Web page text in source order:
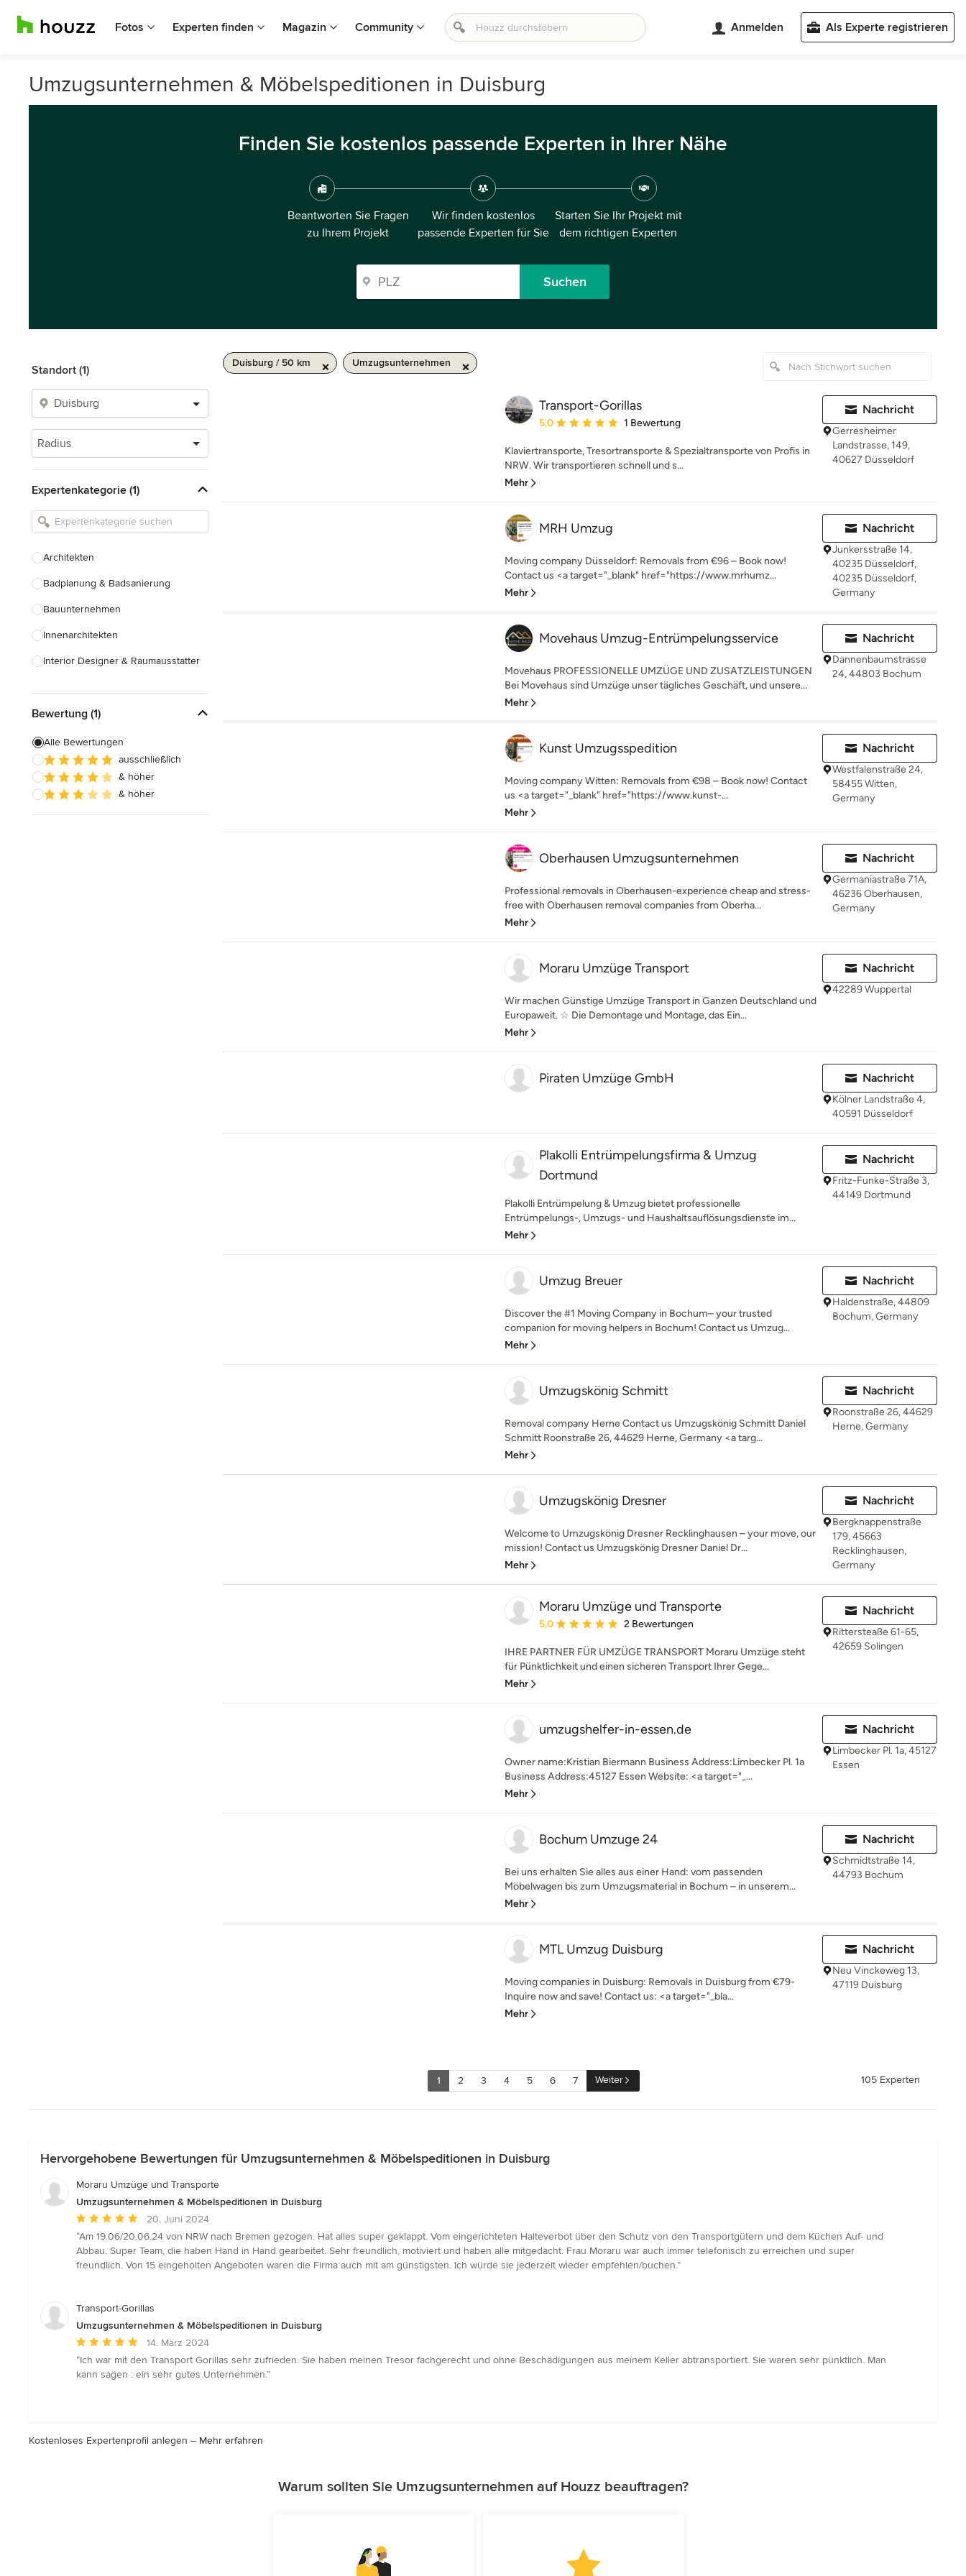
Fotos Experten finden Magazin Community Anmelden Als Experte registrieren
Umzugsunternehmen & Möbelspeditionen in Duisburg
Finden Sie kostenlos passende Experten in Ihrer Nähe
Beantworten Sie Fragen
zu Ihrem Projekt
Wir finden kostenlos
passende Experten für Sie
Starten Sie Ihr Projekt mit
dem richtigen Experten
Suchen
Standort (1)
Radius
Expertenkategorie (1)
Architekten
Badplanung & Badsanierung
Bauunternehmen
Innenarchitekten
Interior Designer & Raumausstatter
Landschaftsarchitekten
Armaturen & Sanitärbedarf
Beleuchtung
Einbauschränke
Bewertung (1)
Alle Bewertungen
ausschließlich
& höher
& höher
Duisburg / 50 km Umzugsunternehmen
Transport-Gorillas
Durchschnittliche Bewertung: 5 von 5 Sternen
5,0 1 Bewertung
Klaviertransporte, Tresortransporte & Spezialtransporte von Profis in
NRW. Wir transportieren schnell und s...
Mehr
Nachricht
Gerresheimer
Landstrasse, 149,
40627 Düsseldorf
MRH Umzug
Moving company Düsseldorf: Removals from €96 – Book now!
Contact us <a target="_blank" href="https://www.mrhumz...
Mehr
Nachricht
Junkersstraße 14,
40235 Düsseldorf,
40235 Düsseldorf,
Germany
Movehaus Umzug-Entrümpelungsservice
Movehaus PROFESSIONELLE UMZÜGE UND ZUSATZLEISTUNGEN
Bei Movehaus sind Umzüge unser tägliches Geschäft, und unsere...
Mehr
Nachricht
Dannenbaumstrasse
24, 44803 Bochum
Kunst Umzugsspedition
Moving company Witten: Removals from €98 – Book now! Contact
us <a target="_blank" href="https://www.kunst-...
Mehr
Nachricht
Westfalenstraße 24,
58455 Witten,
Germany
Oberhausen Umzugsunternehmen
Professional removals in Oberhausen-experience cheap and stress-
free with Oberhausen removal companies from Oberha...
Mehr
Nachricht
Germaniastraße 71A,
46236 Oberhausen,
Germany
Moraru Umzüge Transport
Wir machen Günstige Umzüge Transport in Ganzen Deutschland und
Europaweit. ☆ Die Demontage und Montage, das Ein...
Mehr
Nachricht
42289 Wuppertal
Piraten Umzüge GmbH Nachricht
Kölner Landstraße 4,
40591 Düsseldorf
Plakolli Entrümpelungsfirma & Umzug
Dortmund
Plakolli Entrümpelung & Umzug bietet professionelle
Entrümpelungs-, Umzugs- und Haushaltsauflösungsdienste im...
Mehr
Nachricht
Fritz-Funke-Straße 3,
44149 Dortmund
Umzug Breuer
Discover the #1 Moving Company in Bochum– your trusted
companion for moving helpers in Bochum! Contact us Umzug...
Mehr
Nachricht
Haldenstraße, 44809
Bochum, Germany
Umzugskönig Schmitt
Removal company Herne Contact us Umzugskönig Schmitt Daniel
Schmitt Roonstraße 26, 44629 Herne, Germany <a targ...
Mehr
Nachricht
Roonstraße 26, 44629
Herne, Germany
Umzugskönig Dresner
Welcome to Umzugskönig Dresner Recklinghausen – your move, our
mission! Contact us Umzugskönig Dresner Daniel Dr...
Mehr
Nachricht
Bergknappenstraße
179, 45663
Recklinghausen,
Germany
Moraru Umzüge und Transporte
Durchschnittliche Bewertung: 5 von 5 Sternen
5,0 2 Bewertungen
IHRE PARTNER FÜR UMZÜGE TRANSPORT Moraru Umzüge steht
für Pünktlichkeit und einen sicheren Transport Ihrer Gege...
Mehr
Nachricht
Rittersteaße 61-65,
42659 Solingen
umzugshelfer-in-essen.de
Owner name:Kristian Biermann Business Address:Limbecker Pl. 1a
Business Address:45127 Essen Website: <a target="_...
Mehr
Nachricht
Limbecker Pl. 1a, 45127
Essen
Bochum Umzuge 24
Bei uns erhalten Sie alles aus einer Hand: vom passenden
Möbelwagen bis zum Umzugsmaterial in Bochum – in unserem...
Mehr
Nachricht
Schmidtstraße 14,
44793 Bochum
MTL Umzug Duisburg
Moving companies in Duisburg: Removals in Duisburg from €79-
Inquire now and save! Contact us: <a target="_bla...
Mehr
Nachricht
Neu Vinckeweg 13,
47119 Duisburg
1 2 3 4 5 6 7 Weiter 105 Experten
Hervorgehobene Bewertungen für Umzugsunternehmen & Möbelspeditionen in Duisburg
Moraru Umzüge und Transporte
Umzugsunternehmen & Möbelspeditionen in Duisburg
Durchschnittliche
Bewertung:
5
von
20. Juni 2024
“Am 19.06/20.06.24 von NRW nach Bremen gezogen. Hat alles super geklappt. Vom eingerichteten Halteverbot über den Schutz von den Transportgütern und dem Küchen Auf- und
Abbau. Super Team, die haben Hand in Hand gearbeitet. Sehr freundlich, motiviert und haben alle mitgedacht. Frau Moraru war auch immer telefonisch zu erreichen und super
freundlich. Von 15 eingeholten Angeboten waren die Firma auch mit am günstigsten. Ich würde sie jederzeit wieder empfehlen/buchen.”
Transport-Gorillas
Umzugsunternehmen & Möbelspeditionen in Duisburg
Durchschnittliche
Bewertung:
5
14. März 2024
“Ich war mit den Transport Gorillas sehr zufrieden. Sie haben meinen Tresor fachgerecht und ohne Beschädigungen aus meinem Keller abtransportiert. Sie waren sehr pünktlich. Man
kann sagen : ein sehr gutes Unternehmen.”
Kostenloses Expertenprofil anlegen – Mehr erfahren
Warum sollten Sie Umzugsunternehmen auf Houzz beauftragen?